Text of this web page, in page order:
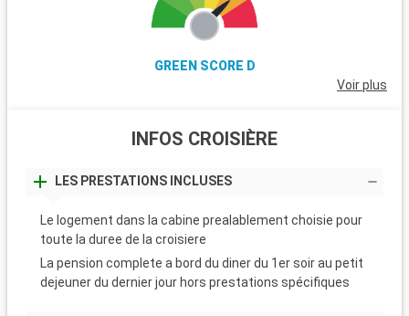
GREEN SCORE D
Voir plus
INFOS CROISIÈRE
LES PRESTATIONS INCLUSES
Le logement dans la cabine prealablement choisie pour
toute la duree de la croisiere
La pension complete a bord du diner du 1er soir au petit
dejeuner du dernier jour hors prestations spécifiques